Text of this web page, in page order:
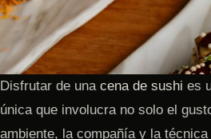
Disfrutar de una cena de sushi es
única que involucra no solo el
ambiente, la compañía y la técnica